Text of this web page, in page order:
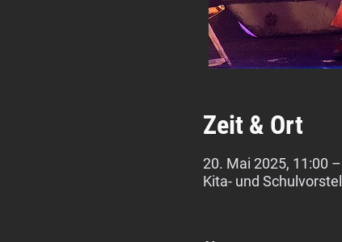
Zeit & Ort
20. Mai 2025, 11:00
Kita- und